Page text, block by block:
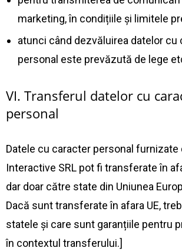
marketing, în condițiile și limitele
atunci când dezvăluirea datelor cu
personal este prevăzută de lege
VI. Transferul datelor cu
personal
Datele cu caracter personal furnizate
Interactive SRL pot fi transferate în
dar doar către state din Uniunea
Dacă sunt transferate în afara UE,
statele și care sunt garanțiile pentru
în contextul transferului.]